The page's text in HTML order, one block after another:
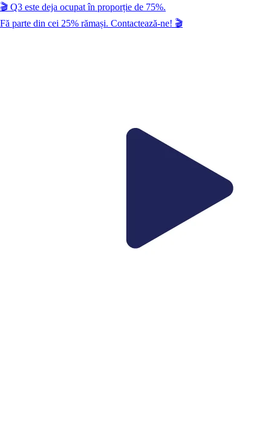
🎬 Q3 este deja ocupat în proporție de 75%.
Fă parte din cei 25% rămași. Contactează-ne! 🎬